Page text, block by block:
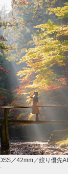
／42mm／絞り優先